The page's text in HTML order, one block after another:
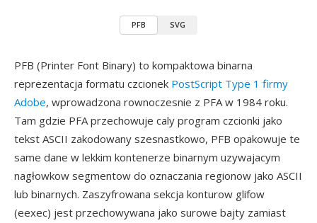
PFB SVG
PFB (Printer Font Binary) to kompaktowa binarna
reprezentacja formatu czcionek PostScript Type 1 firmy
Adobe, wprowadzona rownoczesnie z PFA w 1984 roku.
Tam gdzie PFA przechowuje caly program czcionki jako
tekst ASCII zakodowany szesnastkowo, PFB opakowuje te
same dane w lekkim kontenerze binarnym uzywajacym
nagłowkow segmentow do oznaczania regionow jako ASCII
lub binarnych. Zaszyfrowana sekcja konturow glifow
(eexec) jest przechowywana jako surowe bajty zamiast